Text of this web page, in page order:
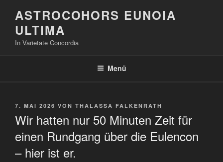
Inhalt
springen
ASTROCOHORS EUNOIA
ULTIMA
In Varietate Concordia
Menü
VERÖFFENTLICHT
7. MAI 2026 VON THALASSA FALKENRATH
Wir hatten nur 50 Minuten Zeit für
einen Rundgang über die Eulencon
– hier ist er.